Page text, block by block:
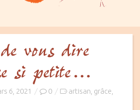
vous dire
si petite…
6, 2021 0 artisan grâce